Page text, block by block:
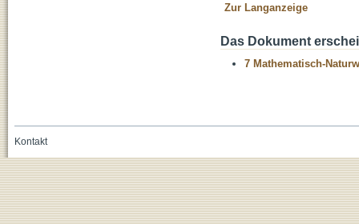
Zur Langanzeige
Das Dokument
7 Mathematisch-
Kontakt